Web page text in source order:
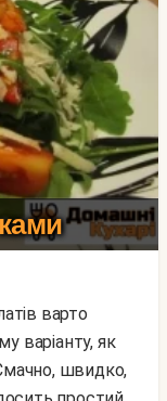
варіанту, як
швидко,